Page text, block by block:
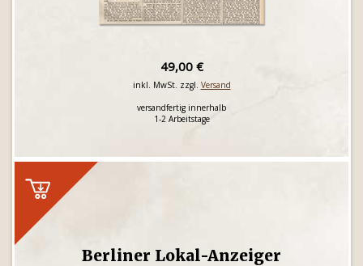
49,00 €
inkl. MwSt. zzgl. Versand
versandfertig innerhalb
1-2 Arbeitstage
Berliner Lokal-Anzeiger